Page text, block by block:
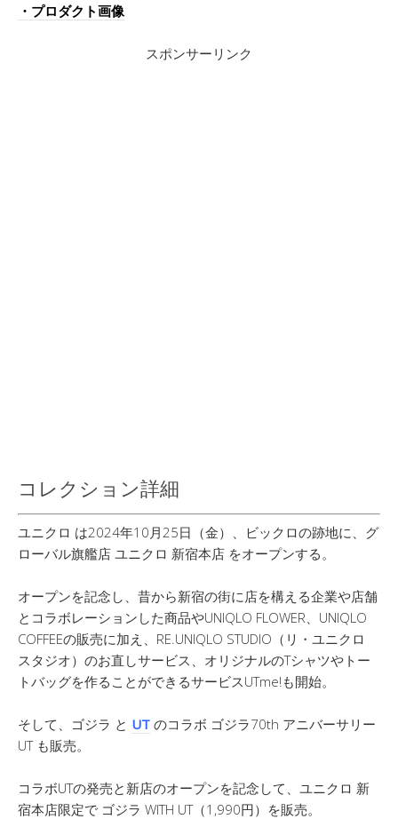
・プロダクト画像
スポンサーリンク
コレクション詳細
ユニクロ は2024年10月25日（金）、ビックロの跡地に、グ
ローバル旗艦店 ユニクロ 新宿本店 をオープンする。
オープンを記念し、昔から新宿の街に店を構える企業や店舗
とコラボレーションした商品やUNIQLO FLOWER、UNIQLO
COFFEEの販売に加え、RE.UNIQLO STUDIO（リ・ユニクロ
スタジオ）のお直しサービス、オリジナルのTシャツやトー
トバッグを作ることができるサービスUTme!も開始。
そして、ゴジラ と UT のコラボ ゴジラ70th アニバーサリー
UT も販売。
コラボUTの発売と新店のオープンを記念して、ユニクロ 新
宿本店限定で ゴジラ WITH UT（1,990円）を販売。